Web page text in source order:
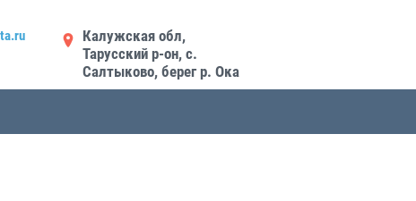
Калужская обл,
Тарусский р-он, с.
Салтыково, берег р. Ока